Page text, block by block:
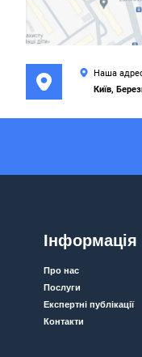
Наша
Київ,
Інформація
Про нас
Послуги
Експертні публікації
Контакти